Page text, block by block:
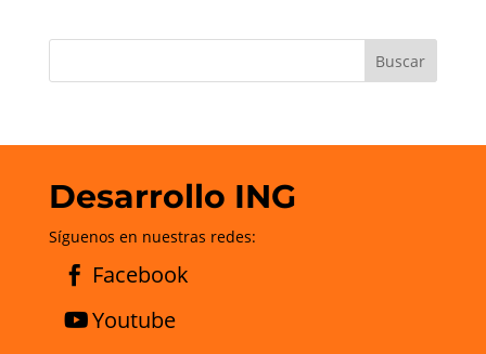
Desarrollo ING
Síguenos en nuestras redes:
Facebook
Youtube